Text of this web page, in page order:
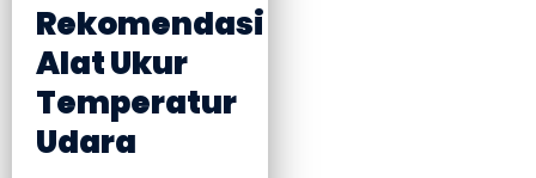
Rekomendasi
Alat Ukur
Temperatur
Udara